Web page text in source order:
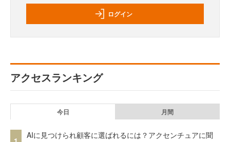
ログイン
アクセスランキング
今日 月間
AIに見つけられ顧客に選ばれるには？アクセンチュアに聞